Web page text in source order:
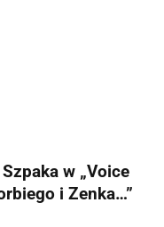
w „Voice
i Zenka…”